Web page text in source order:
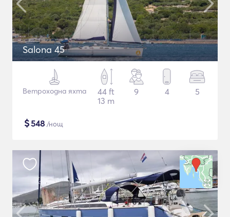
Salona 45
Ветроходна яхта
44 ft
13 m
9 4 5
$548 /нощ